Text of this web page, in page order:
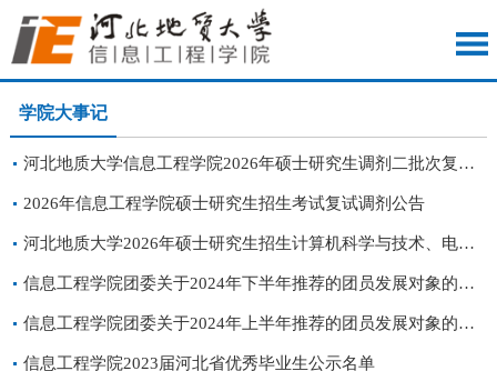
学院大事记
河北地质大学信息工程学院2026年硕士研究生调剂二批次复试公告
2026年信息工程学院硕士研究生招生考试复试调剂公告
河北地质大学2026年硕士研究生招生计算机科学与技术、电子信息专业复试大纲(含加试)
信息工程学院团委关于2024年下半年推荐的团员发展对象的预审结果公示
信息工程学院团委关于2024年上半年推荐的团员发展对象的预审结果公示
信息工程学院2023届河北省优秀毕业生公示名单